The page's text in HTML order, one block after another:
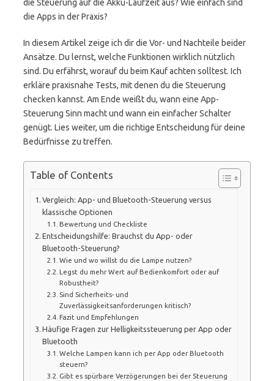
die Steuerung auf die Akku-Laufzeit aus? Wie einfach sind
die Apps in der Praxis?
In diesem Artikel zeige ich dir die Vor- und Nachteile beider
Ansätze. Du lernst, welche Funktionen wirklich nützlich
sind. Du erfährst, worauf du beim Kauf achten solltest. Ich
erkläre praxisnahe Tests, mit denen du die Steuerung
checken kannst. Am Ende weißt du, wann eine App-
Steuerung Sinn macht und wann ein einfacher Schalter
genügt. Lies weiter, um die richtige Entscheidung für deine
Bedürfnisse zu treffen.
Table of Contents
Vergleich: App- und Bluetooth-Steuerung versus
klassische Optionen
Bewertung und Checkliste
Entscheidungshilfe: Brauchst du App- oder
Bluetooth-Steuerung?
Wie und wo willst du die Lampe nutzen?
Legst du mehr Wert auf Bedienkomfort oder auf
Robustheit?
Sind Sicherheits- und
Zuverlässigkeitsanforderungen kritisch?
Fazit und Empfehlungen
Häufige Fragen zur Helligkeitssteuerung per App oder
Bluetooth
Welche Lampen kann ich per App oder Bluetooth
steuern?
Gibt es spürbare Verzögerungen bei der Steuerung